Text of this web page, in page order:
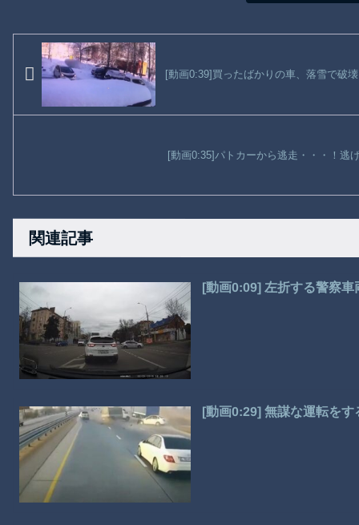
[動画0:39]買ったばかりの車、落雪で破
[動画0:35]パトカーから逃走・・・！逃
関連記事
[動画0:09] 左折する警察
[動画0:29] 無謀な運転を